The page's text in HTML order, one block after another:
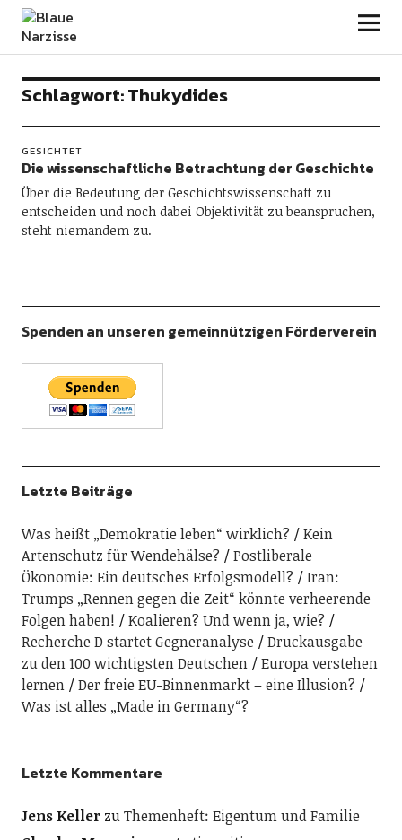
Blaue Narzisse
Schlagwort:Thukydides
GESICHTET
Die wissenschaftliche Betrachtung der Geschichte
Über die Bedeutung der Geschichtswissenschaft zu
entscheiden und noch dabei Objektivität zu beanspruchen,
steht niemandem zu.
Spenden an unseren gemeinnützigen Förderverein
Letzte Beiträge
Was heißt „Demokratie leben“ wirklich?
Kein
Artenschutz für Wendehälse?
Postliberale
Ökonomie: Ein deutsches Erfolgsmodell?
Iran:
Trumps „Rennen gegen die Zeit“ könnte verheerende
Folgen haben!
Koalieren? Und wenn ja, wie?
Recherche D startet Gegneranalyse
Druckausgabe
zu den 100 wichtigsten Deutschen
Europa verstehen
lernen
Der freie EU-Binnenmarkt – eine Illusion?
Was ist alles „Made in Germany“?
Letzte Kommentare
Jens KellerzuThemenheft: Eigentum und Familie